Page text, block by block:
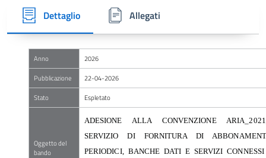
Dettaglio Allegati
Anno
2026
Pubblicazione
22-04-2026
Stato
Espletato
Oggetto del
bando
ADESIONE ALLA CONVENZIONE
SERVIZIO DI FORNITURA DI
PERIODICI, BANCHE DATI E SERVIZI